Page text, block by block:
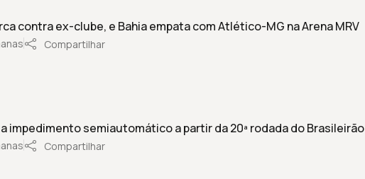
contra ex-clube, e Bahia empata com Atlético-MG na Arena MRV
Compartilhar
impedimento semiautomático a partir da 20ª rodada do Brasileirão
Compartilhar